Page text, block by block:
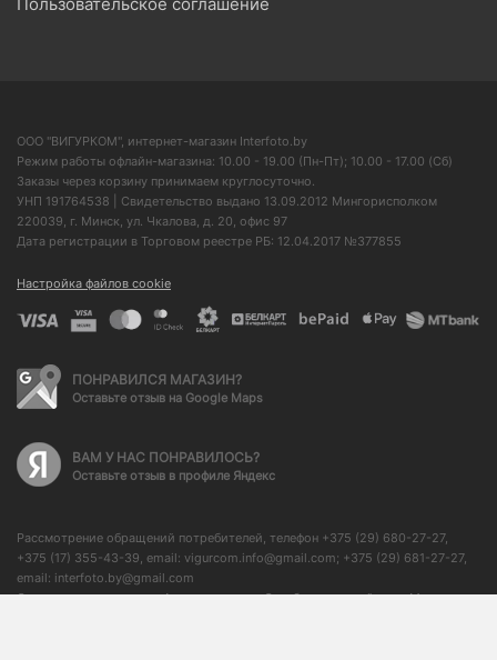
ООО "ВИГУРКОМ", интернет-магазин Interfoto.by
Режим работы офлайн-магазина: 10.00 - 19.00 (Пн-Пт); 10.00 - 17.00 (Сб)
Заказы через корзину принимаем круглосуточно.
УНП 191764538 | Свидетельство выдано 13.09.2012 Мингорисполком
220039, г. Минск, ул. Чкалова, д. 20, офис 97
Дата регистрации в Торговом реестре РБ: 12.04.2017 №377855
Настройка файлов cookie
ПОНРАВИЛСЯ МАГАЗИН?
Оставьте отзыв на Google Maps
ВАМ У НАС ПОНРАВИЛОСЬ?
Оставьте отзыв в профиле Яндекс
Рассмотрение обращений потребителей, телефон +375 (29) 680-27-27,
+375 (17) 355-43-39, email: vigurcom.info@gmail.com; +375 (29) 681-27-27,
email: interfoto.by@gmail.com
Отдел торговли и услуг Администрации Октябрьского района г. Минска: +